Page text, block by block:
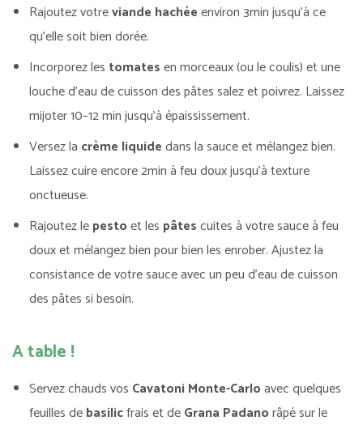
Rajoutez votreviande hachéeenviron 3min jusqu’à ce
qu’elle soit bien dorée.
Incorporez les tomatesen morceaux (ou le coulis) et une
louche d’eau de cuisson des pâtes salez et poivrez. Laissez
mijoter 10–12 min jusqu’à épaississement.
Versez la crème liquidedans la sauce et mélangez bien.
Laissez cuire encore 2min à feu doux jusqu’à texture
onctueuse.
Rajoutez lepestoet les pâtescuites à votre sauce à feu
doux et mélangez bien pour bien les enrober. Ajustez la
consistance de votre sauce avec un peu d’eau de cuisson
des pâtes si besoin.
A table !
Servez chauds vos Cavatoni Monte-Carloavec quelques
feuilles debasilicfrais et deGrana Padanorâpé sur le